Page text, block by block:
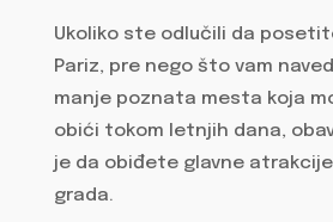
Ukoliko ste odlučili da
Pariz, pre nego što vam
manje poznata mesta koja
obići tokom letnjih dana,
je da obiđete glavne
grada.